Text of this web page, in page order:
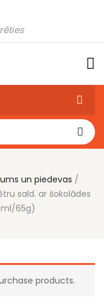
un piedevas
sald. ar šokolādes
65g)
products.